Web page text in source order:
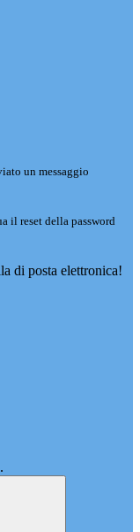
un messaggio
il reset della password
di posta elettronica!